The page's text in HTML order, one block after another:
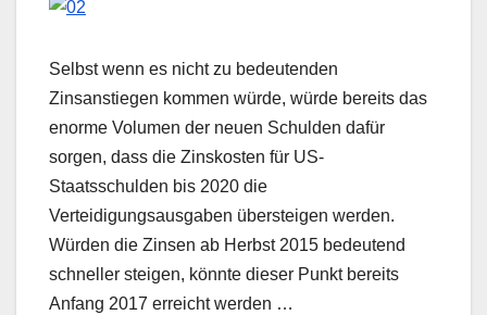
Selbst wenn es nicht zu bedeutenden
Zinsanstiegen kommen würde, würde bereits das
enorme Volumen der neuen Schulden dafür
sorgen, dass die Zinskosten für US-
Staatsschulden bis 2020 die
Verteidigungsausgaben übersteigen werden.
Würden die Zinsen ab Herbst 2015 bedeutend
schneller steigen, könnte dieser Punkt bereits
Anfang 2017 erreicht werden …